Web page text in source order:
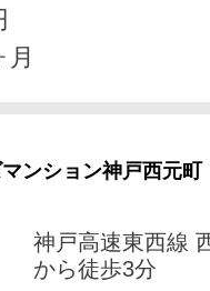
月
ンション神戸西元町
神戸高速東西線
から徒歩3分